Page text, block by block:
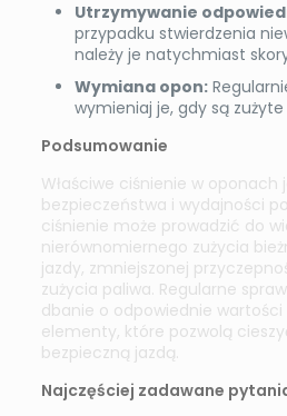
Utrzymywanie
przypadku stwierdzenia
należy je natychmiast
Wymiana opon:
wymieniaj je, gdy są
Podsumowanie
Właściwe ciśnienie w oponach
bezpieczeństwa i wydajności
ciśnienie może prowadzić do
nierównomiernego zużycia
jazdy, zmniejszonej
zużycia paliwa. Regularne
dbanie o odpowiednie
elementy, które pozwolą
bezpieczną jazdą.
Najczęściej zadawane